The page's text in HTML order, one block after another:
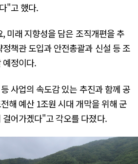
"고 했다.
미래 지향성을 담은 조직개편을 추
책관 도입과 안전총괄과 신설 등 조
예정이다.
사업의 속도감 있는 추진과 함께 공
해 예산 1조원 시대 개막을 위해 군
어가겠다"고 각오를 다졌다.